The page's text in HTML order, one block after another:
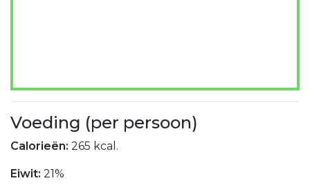
Voeding (per persoon)
Calorieën: 265 kcal.
Eiwit: 21%